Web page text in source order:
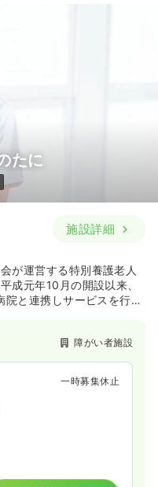
たに
施設詳細
が運営する特別養護老人
成元年10月の開設以来、
と連携しサービスを行っ
障がい者施設
一時募集休止